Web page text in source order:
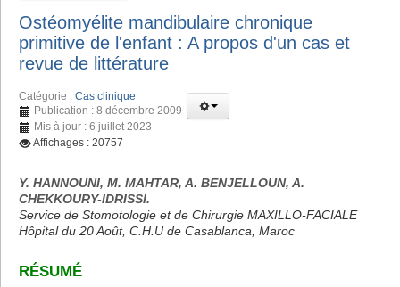
Ostéomyélite mandibulaire chronique
primitive de l'enfant : A propos d'un cas et
revue de littérature
Catégorie : Cas clinique
Publication : 8 décembre 2009
Mis à jour : 6 juillet 2023
Affichages : 20757
Y. HANNOUNI, M. MAHTAR, A. BENJELLOUN, A.
CHEKKOURY-IDRISSI.
Service de Stomotologie et de Chirurgie MAXILLO-FACIALE
Hôpital du 20 Août, C.H.U de Casablanca, Maroc
RÉSUMÉ